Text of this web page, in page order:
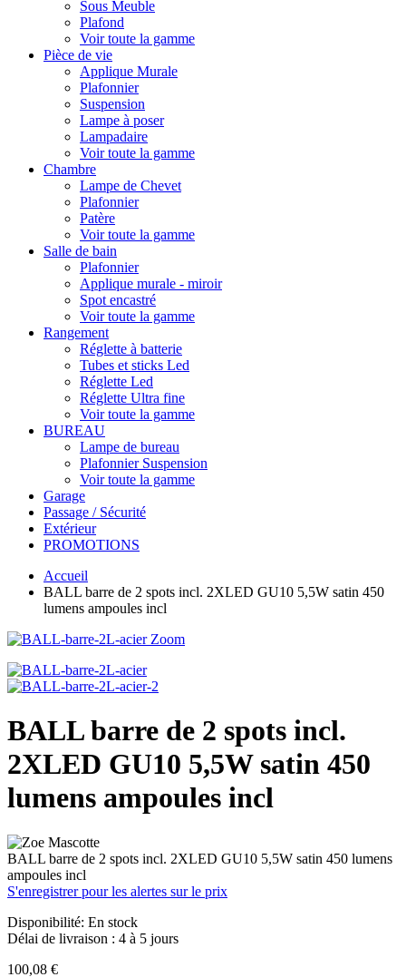
Sous Meuble
Plafond
Voir toute la gamme
Pièce de vie
Applique Murale
Plafonnier
Suspension
Lampe à poser
Lampadaire
Voir toute la gamme
Chambre
Lampe de Chevet
Plafonnier
Patère
Voir toute la gamme
Salle de bain
Plafonnier
Applique murale - miroir
Spot encastré
Voir toute la gamme
Rangement
Réglette à batterie
Tubes et sticks Led
Réglette Led
Réglette Ultra fine
Voir toute la gamme
BUREAU
Lampe de bureau
Plafonnier Suspension
Voir toute la gamme
Garage
Passage / Sécurité
Extérieur
PROMOTIONS
Accueil
BALL barre de 2 spots incl. 2XLED GU10 5,5W satin 450
lumens ampoules incl
Zoom
BALL barre de 2 spots incl.
2XLED GU10 5,5W satin 450
lumens ampoules incl
BALL barre de 2 spots incl. 2XLED GU10 5,5W satin 450 lumens
ampoules incl
S'enregistrer pour les alertes sur le prix
Disponibilité: En stock
Délai de livraison : 4 à 5 jours
100,08 €